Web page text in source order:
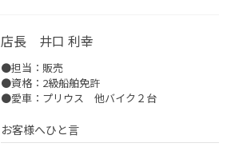
店長 井口 利幸
●担当：販売
●資格：2級船舶免許
●愛車：プリウス 他バイク２台
お客様へひと言